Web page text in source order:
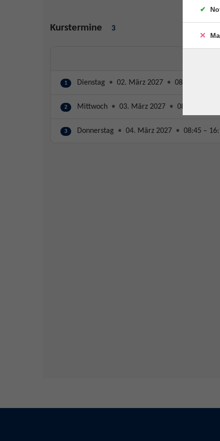
Kurstermine 3
1 Dienstag • 02. März 2027 • 08:45 – 16:15
2 Mittwoch • 03. März 2027 • 08:45 – 16:15
3 Donnerstag • 04. März 2027 • 08:45 –